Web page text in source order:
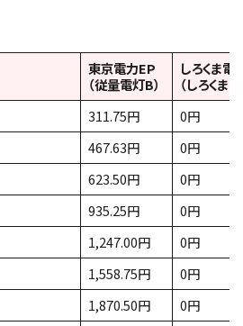
東京電力EP
（従量電灯B）
しろくま電
（しろくま
311.75円
0円
467.63円
0円
623.50円
0円
935.25円
0円
1,247.00円
0円
1,558.75円
0円
1,870.50円 0円